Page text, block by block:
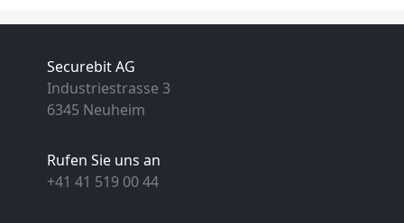
Securebit AG
Industriestrasse 3
6345 Neuheim
Rufen Sie uns an
+41 41 519 00 44